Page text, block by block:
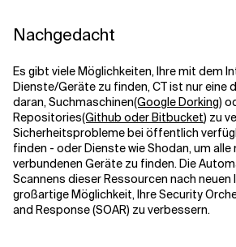
Nachgedacht
Es gibt viele Möglichkeiten, Ihre mit dem
Dienste/Geräte zu finden, CT ist nur eine
daran, Suchmaschinen(GoogleDorking)
Repositories(Github oder Bitbucket) zu
Sicherheitsprobleme bei öffentlich
finden - oder Dienste wie Shodan, um
verbundenen Geräte zu finden. Die
Scannens dieser Ressourcen nach
großartige Möglichkeit, Ihre Security
and Response (SOAR) zu verbessern.